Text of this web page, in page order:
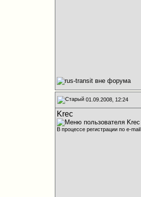
01.09.2008, 12:24
Krec
В процессе регистрации по e-mail